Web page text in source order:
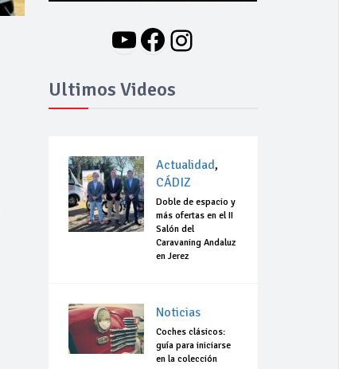
YouTube
Facebook
Instagram
Ultimos Videos
Actualidad,
CÁDIZ
Doble de espacio y
más ofertas en el II
Salón del
Caravaning Andaluz
en Jerez
Noticias
Coches clásicos:
guía para iniciarse
en la colección